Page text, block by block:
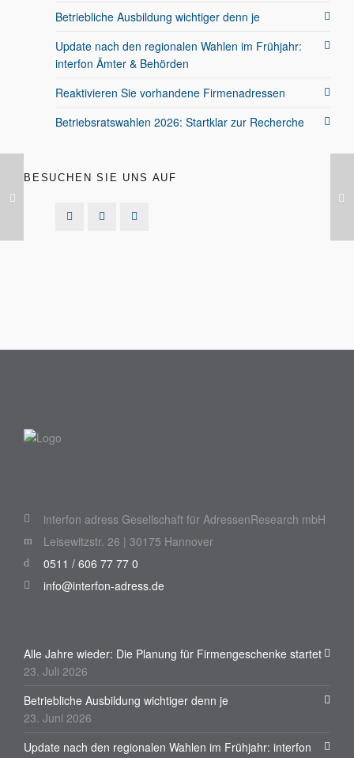
Betriebliche Ausbildung wichtiger denn je
Update nach den regionalen Wahlen im Frühjahr:
interfon Ämter & Behörden
Reaktivieren Sie vorhandene Firmenadressen
Betriebsratswahlen 2026: Startklar zur Recherche
BESUCHEN SIE UNS AUF
interfon adress Gesellschaft für AdressenResearch mbH
Leisewitzstr. 26 | 30175 Hannover
0511 / 606 77 77 0
info@interfon-adress.de
Alle Jahre wieder: Die Planung für Firmengeschenke startet
23. Juli 2026
Betriebliche Ausbildung wichtiger denn je
23. Juni 2026
Update nach den regionalen Wahlen im Frühjahr: interfon